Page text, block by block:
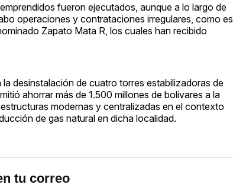
fueron ejecutados, aunque a lo largo de
operaciones y contrataciones irregulares, como es
Zapato Mata R, los cuales han recibido
desinstalación de cuatro torres estabilizadoras de
ahorrar más de 1.500 millones de bolívares a la
modernas y centralizadas en el contexto
de gas natural en dicha localidad.
tu correo